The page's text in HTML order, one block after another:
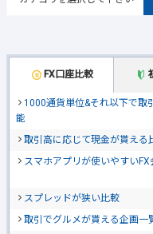
FX口座比較
1000通貨単位&それ以下で取
能
取引高に応じて現金が貰える
スマホアプリが使いやすいFX
スプレッドが狭い比較
取引でグルメが貰える企画一